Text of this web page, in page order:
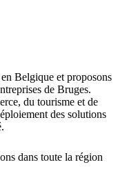
Belgique et proposons
de Bruges.
du tourisme et de
des solutions
dans toute la région